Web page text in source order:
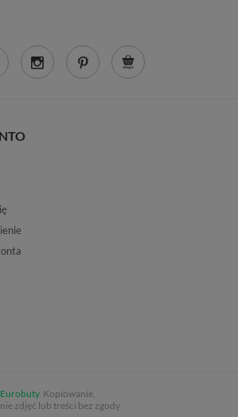
Eurobuty. Kopiowanie,
zdjęć lub treści bez zgody